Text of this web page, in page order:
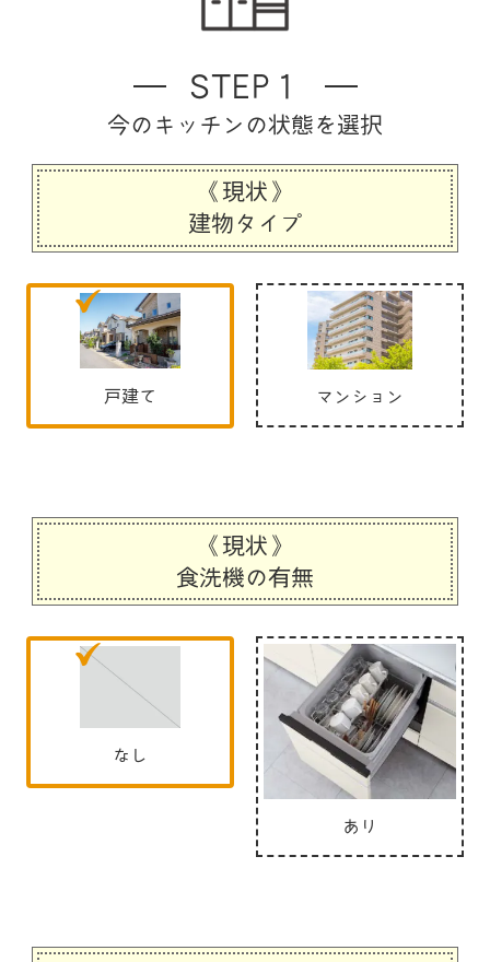
STEP１
今のキッチンの状態を選択
《現状》
建物タイプ
戸建て マンション
《現状》
食洗機の有無
なし
あり